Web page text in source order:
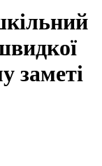
заметі